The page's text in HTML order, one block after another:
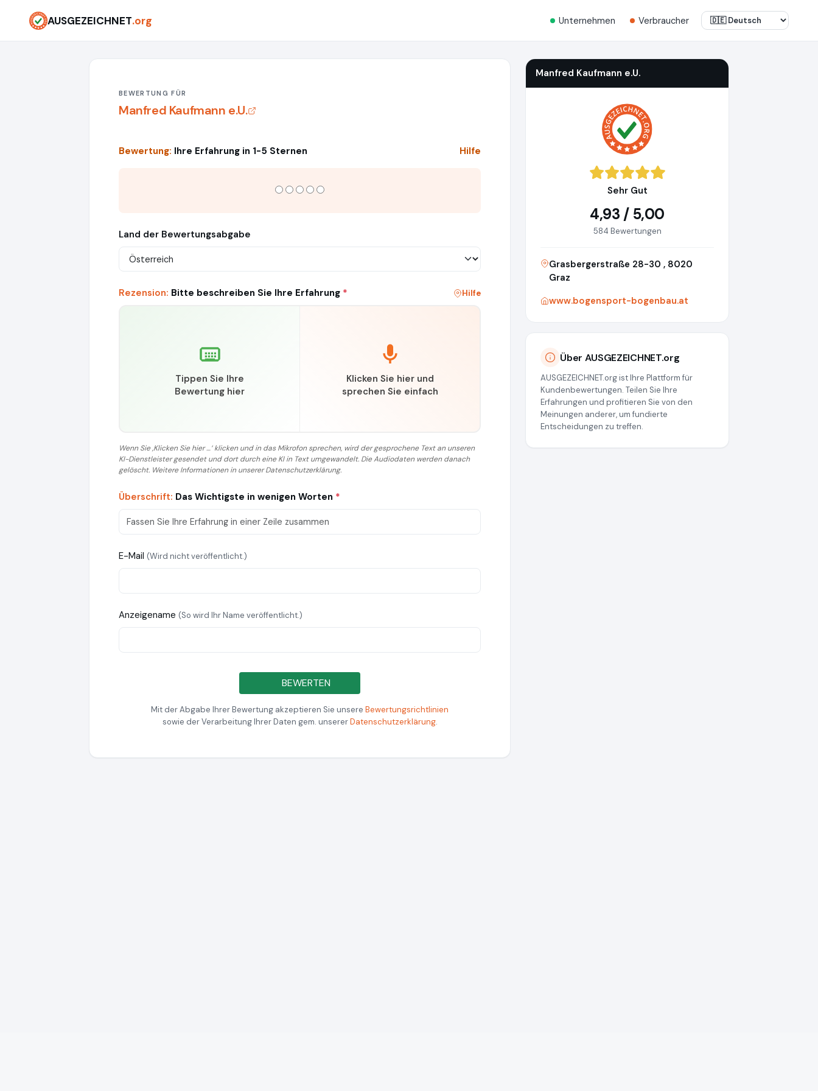
AUSGEZEICHNET.org Unternehmen Verbraucher
BEWERTUNG FÜR
Manfred Kaufmann e.U.
Bewertung: Ihre Erfahrung in 1-5 Sternen Hilfe
Land der Bewertungsabgabe
Rezension: Bitte beschreiben Sie Ihre Erfahrung * Hilfe
Tippen Sie Ihre
Bewertung hier
Klicken Sie hier und
sprechen Sie einfach
Wenn Sie ‚Klicken Sie hier …‘ klicken und in das Mikrofon sprechen, wird der gesprochene Text an unseren
KI-Dienstleister gesendet und dort durch eine KI in Text umgewandelt. Die Audiodaten werden danach
gelöscht. Weitere Informationen in unserer Datenschutzerklärung.
Überschrift: Das Wichtigste in wenigen Worten *
E-Mail (Wird nicht veröffentlicht.)
Anzeigename (So wird Ihr Name veröffentlicht.)
BEWERTEN
Mit der Abgabe Ihrer Bewertung akzeptieren Sie unsereBewertungsrichtlinien
sowie der Verarbeitung Ihrer Daten gem. unsererDatenschutzerklärung.
Manfred Kaufmann e.U.
Sehr Gut
4,93 / 5,00
584 Bewertungen
Grasbergerstraße 28-30 , 8020
Graz
www.bogensport-bogenbau.at
Über AUSGEZEICHNET.org
AUSGEZEICHNET.org ist Ihre Plattform für
Kundenbewertungen. Teilen Sie Ihre
Erfahrungen und profitieren Sie von den
Meinungen anderer, um fundierte
Entscheidungen zu treffen.